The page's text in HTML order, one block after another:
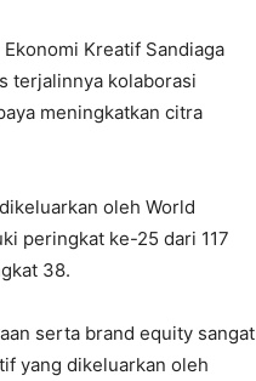
Kreatif Sandiaga
terjalinnya kolaborasi
meningkatkan citra
oleh World
peringkat ke-25 dari 117
38.
serta brand equity sangat
yang dikeluarkan oleh